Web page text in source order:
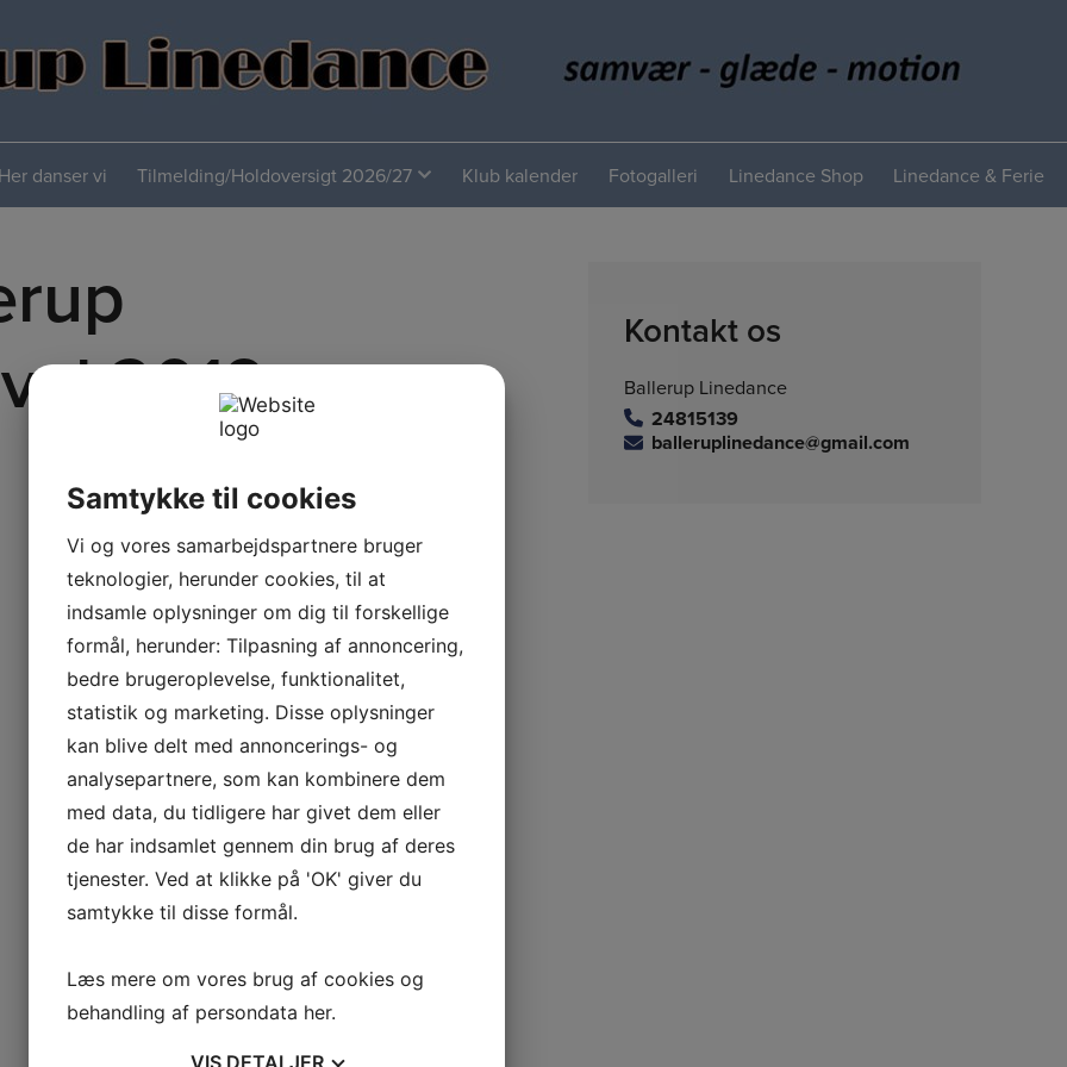
Her danser vi Tilmelding/Holdoversigt 2026/27 Klub kalender Fotogalleri Linedance Shop Linedance & Ferie
2019
Kontakt os
Ballerup Linedance
24815139
balleruplinedance@gmail.com
Samtykke til cookies
Vi og vores samarbejdspartnere bruger
teknologier, herunder cookies, til at
indsamle oplysninger om dig til forskellige
formål, herunder: Tilpasning af annoncering,
bedre brugeroplevelse, funktionalitet,
statistik og marketing. Disse oplysninger
kan blive delt med annoncerings- og
analysepartnere, som kan kombinere dem
med data, du tidligere har givet dem eller
de har indsamlet gennem din brug af deres
tjenester. Ved at klikke på 'OK' giver du
samtykke til disse formål.
Læs mere om vores brug af cookies og
behandling af persondata her.
VIS DETALJER